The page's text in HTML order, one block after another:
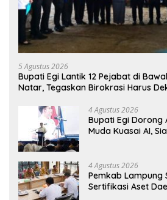
5 Agustus 2026
Bupati Egi Lantik 12 Pejabat di
Natar, Tegaskan Birokrasi Harus
4 Agustus 2026
Bupati Egi Dorong
Muda Kuasai AI,
4 Agustus 2026
Pemkab Lampung
Sertifikasi Aset